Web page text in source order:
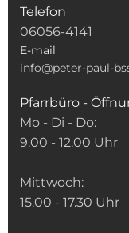
Telefon
06056-4141
E-mail
info@peter-paul-
Pfarrbüro -
Mo - Di - Do:
9.00 - 12.00 Uhr
Mittwoch:
15.00 - 17.30 Uhr